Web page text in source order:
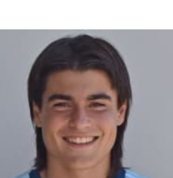
アリ／ナシ
ショップ
登録・ログイン/マイルーム